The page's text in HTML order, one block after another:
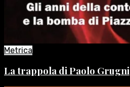
Metrica
La trappola di Paolo Grugni